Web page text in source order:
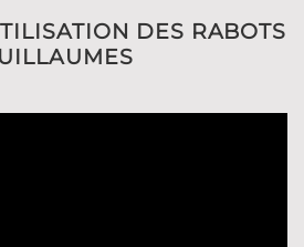
DES RABOTS